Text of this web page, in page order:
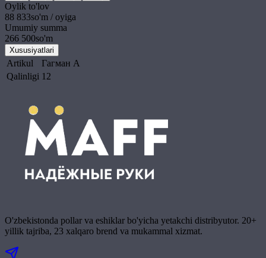
Oylik to'lov
88 833so'm / oyiga
Umumiy summa
266 500so'm
Xususiyatlari
Artikul
Гагман A
Qalinligi 12
O'zbekistonda pollar va eshiklar bo'yicha yetakchi distribyutor. 20+
yillik tajriba, 23 xalqaro brend va mukammal xizmat.